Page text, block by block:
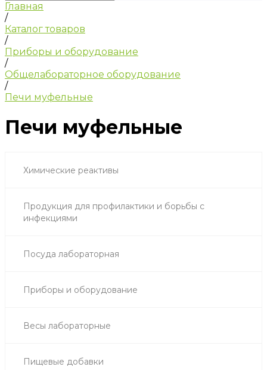
Главная
/
Каталог товаров
/
Приборы и оборудование
/
Общелабораторное оборудование
/
Печи муфельные
Печи муфельные
Химические реактивы
Продукция для профилактики и борьбы с
инфекциями
Посуда лабораторная
Приборы и оборудование
Весы лабораторные
Пищевые добавки